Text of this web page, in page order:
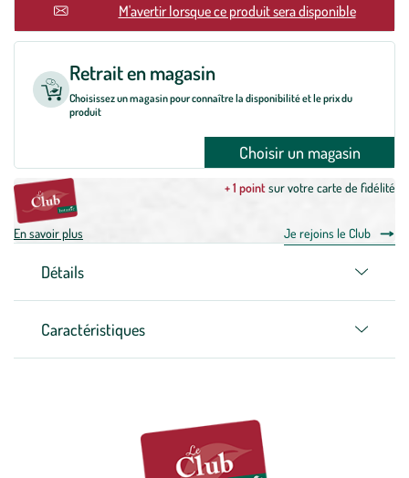
En rupture M'avertir lorsque ce produit sera disponible
Retrait en magasin
Choisissez un magasin pour connaître la disponibilité et le prix du
produit
Choisir un magasin
+ 1 pointsur votre carte de fidélité
En savoir plus Je rejoins le Club
Détails
Caractéristiques